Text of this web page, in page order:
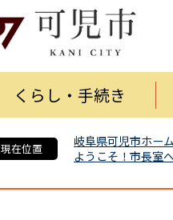
くらし・手続き
現在位置 岐阜県可児市ホーム
ようこそ！市長室